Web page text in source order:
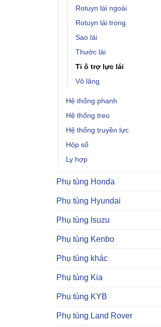
Rotuyn lái ngoài
Rotuyn lái trong
Sao lái
Thước lái
Ti ô trợ lực lái
Vô lăng
Hệ thống phanh
Hệ thống treo
Hệ thống truyền lực
Hộp số
Ly hợp
Phụ tùng Honda
Phụ tùng Hyundai
Phụ tùng Isuzu
Phụ tùng Kenbo
Phụ tùng khác
Phụ tùng Kia
Phụ tùng KYB
Phụ tùng Land Rover